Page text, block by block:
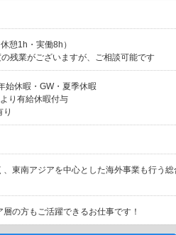
憩1h・実働8h）
残業がございますが、ご相談可能です
始休暇・GW・夏季休暇
り有給休暇付与
、東南アジアを中心とした海外事業も行う
の方もご活躍できるお仕事です！